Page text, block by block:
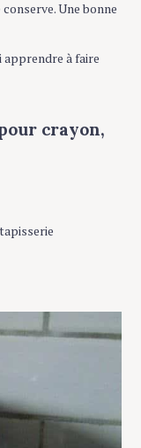
Une bonne
apprendre à faire
crayon,